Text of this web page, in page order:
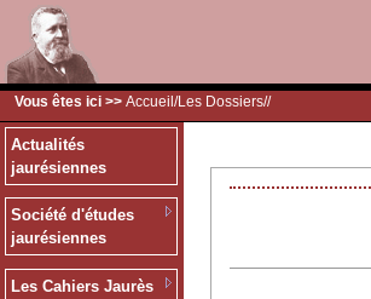
Vous êtes ici >> Accueil /Les Dossiers//
Actualités
jaurésiennes
Société d'études
jaurésiennes
Les Cahiers Jaurès